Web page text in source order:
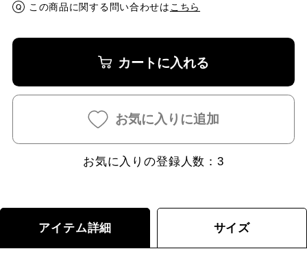
この商品に関する問い合わせは こちら
カートに入れる
お気に入りに追加
お気に入りの登録人数：3
アイテム詳細 サイズ